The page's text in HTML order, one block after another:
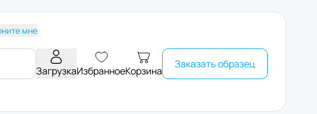
мне
ЗагрузкаИзбранноеКорзина
Заказать образец